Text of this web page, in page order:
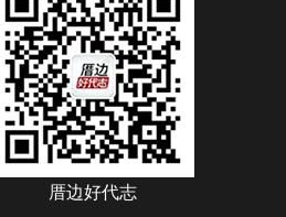
厝边好代志